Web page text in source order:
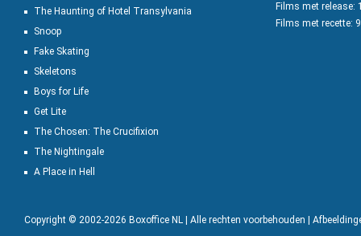
The Haunting of Hotel Transylvania
Snoop
Fake Skating
Skeletons
Boys for Life
Get Lite
The Chosen: The Crucifixion
The Nightingale
A Place in Hell
Films met release:
Films met recette:
Copyright © 2002-2026 Boxoffice NL | Alle rechten voorbehouden |